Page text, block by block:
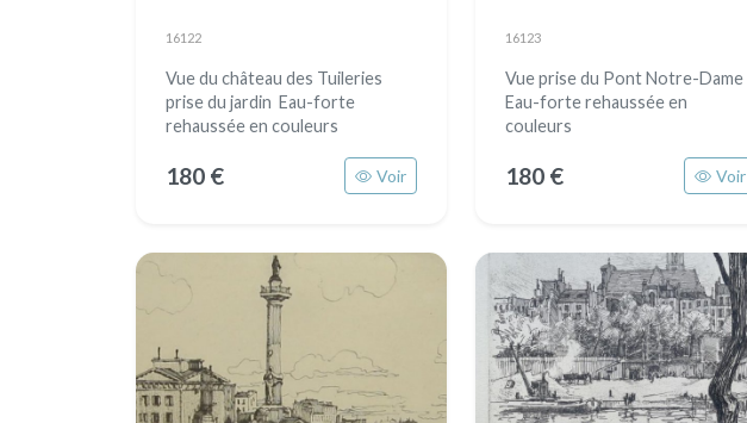
16122
Vue du château des Tuileries
prise du jardin Eau-forte
rehaussée en couleurs
180 € Voir
16123
Vue prise du Pont Notre-Dame
Eau-forte rehaussée en
couleurs
180 € Voir